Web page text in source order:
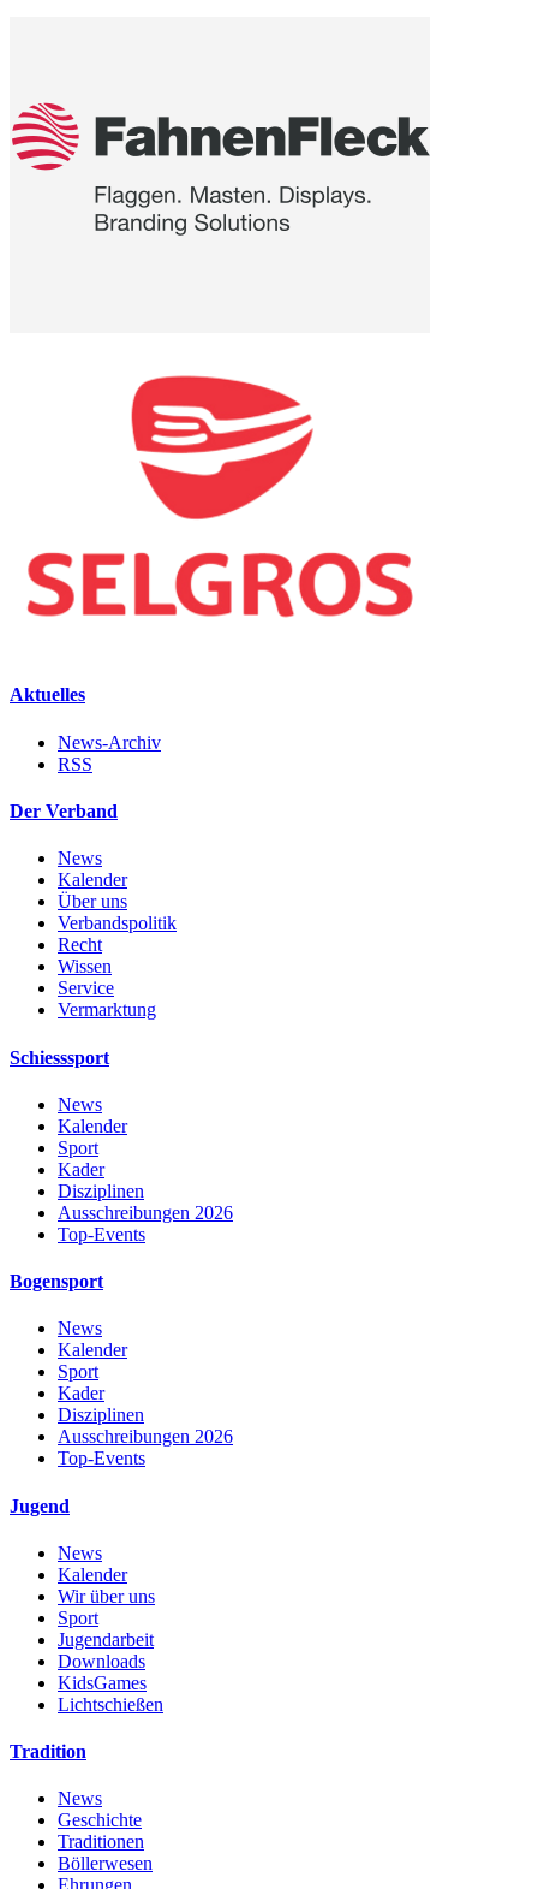
Aktuelles
News-Archiv
RSS
Der Verband
News
Kalender
Über uns
Verbandspolitik
Recht
Wissen
Service
Vermarktung
Schiesssport
News
Kalender
Sport
Kader
Disziplinen
Ausschreibungen 2026
Top-Events
Bogensport
News
Kalender
Sport
Kader
Disziplinen
Ausschreibungen 2026
Top-Events
Jugend
News
Kalender
Wir über uns
Sport
Jugendarbeit
Downloads
KidsGames
Lichtschießen
Tradition
News
Geschichte
Traditionen
Böllerwesen